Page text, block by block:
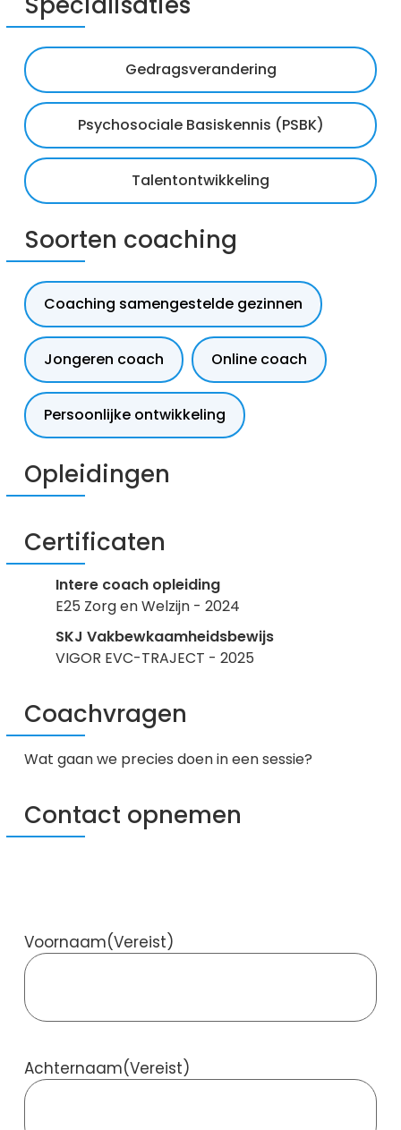
Gedragsverandering
Psychosociale Basiskennis (PSBK)
Talentontwikkeling
Soorten coaching
Coaching samengestelde gezinnen
Jongeren coach Online coach
Persoonlijke ontwikkeling
Opleidingen
Certificaten
Intere coach opleiding
E25 Zorg en Welzijn - 2024
SKJ Vakbewkaamheidsbewijs
VIGOR EVC-TRAJECT - 2025
Coachvragen
Wat gaan we precies doen in een sessie?
Contact opnemen
Voornaam(Vereist)
Achternaam(Vereist)